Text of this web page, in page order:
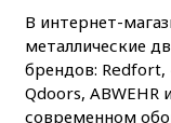
В интернет-
металлические
брендов: Redfort,
Qdoors, ABWEHR
современном